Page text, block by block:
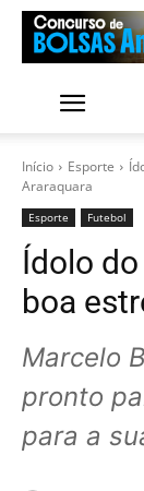
Início Esporte
Araraquara
Esporte Futebol
Ídolo
boa
Marcelo
pronto
para a